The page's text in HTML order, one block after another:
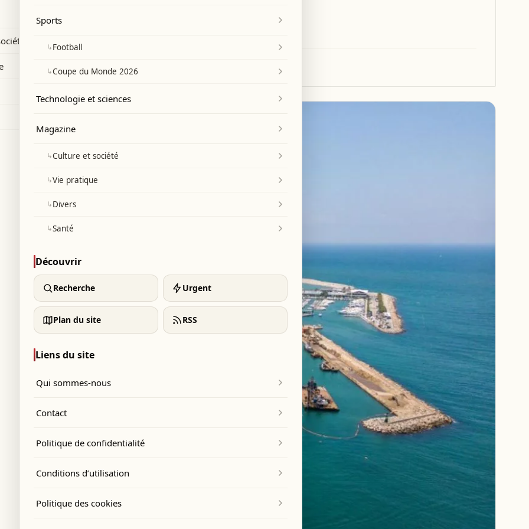
du début des excursions touristiques
Sports
↳Football
↳Coupe du Monde 2026
Technologie et sciences
Magazine
↳Culture et société
↳Vie pratique
↳Divers
↳Santé
Découvrir
Recherche Urgent
Plan du site RSS
Liens du site
Qui sommes-nous
Contact
Politique de confidentialité
Conditions d’utilisation
Politique des cookies